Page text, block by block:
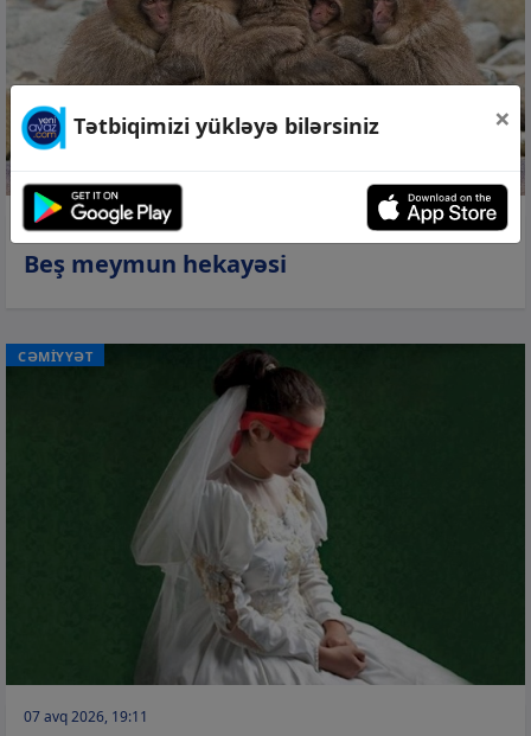
07 avq 2026, 22:00
Beş meymun hekayəsi
CƏMİYYƏT
07 avq 2026, 19:11
Tətbiqimizi yükləyə bilərsiniz ×